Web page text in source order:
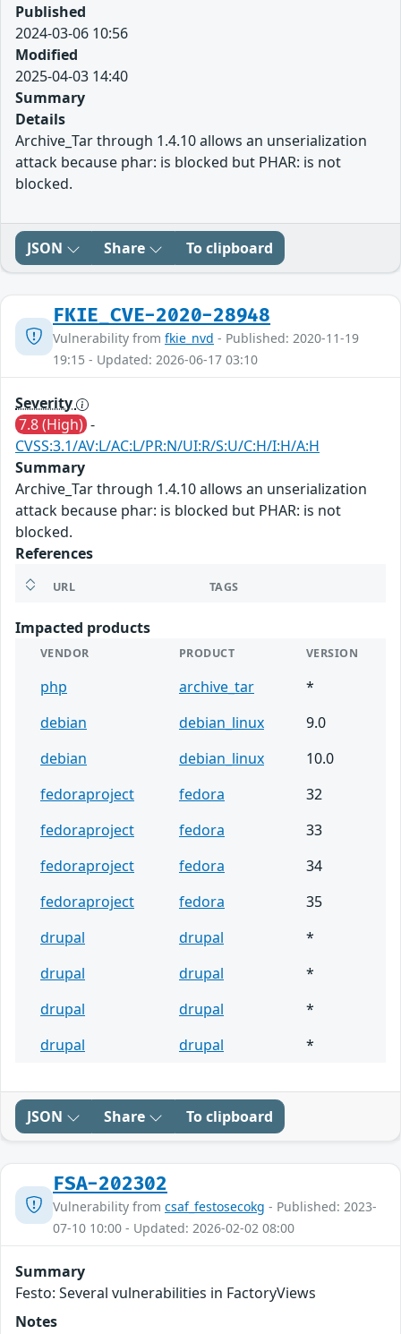
Published
2024-03-06 10:56
Modified
2025-04-03 14:40
Summary
Details
Archive_Tar through 1.4.10 allows an unserialization
attack because phar: is blocked but PHAR: is not
blocked.
JSON Share To clipboard
FKIE_CVE-2020-28948
Vulnerability from fkie_nvd - Published: 2020-11-19
19:15 - Updated: 2026-06-17 03:10
Severity
7.8 (High) -
CVSS:3.1/AV:L/AC:L/PR:N/UI:R/S:U/C:H/I:H/A:H
Summary
Archive_Tar through 1.4.10 allows an unserialization
attack because phar: is blocked but PHAR: is not
blocked.
References
URL TAGS
Impacted products
VENDOR PRODUCT VERSION
php archive_tar
*
debian
debian_linux
9.0
debian
debian_linux
10.0
fedoraproject
fedora
32
fedoraproject
fedora
33
fedoraproject
fedora
34
fedoraproject
fedora
35
drupal
drupal
*
drupal
drupal
*
drupal
drupal
*
drupal
drupal *
JSON Share To clipboard
FSA-202302
Vulnerability from csaf_festosecokg - Published: 2023-
07-10 10:00 - Updated: 2026-02-02 08:00
Summary
Festo: Several vulnerabilities in FactoryViews
Notes